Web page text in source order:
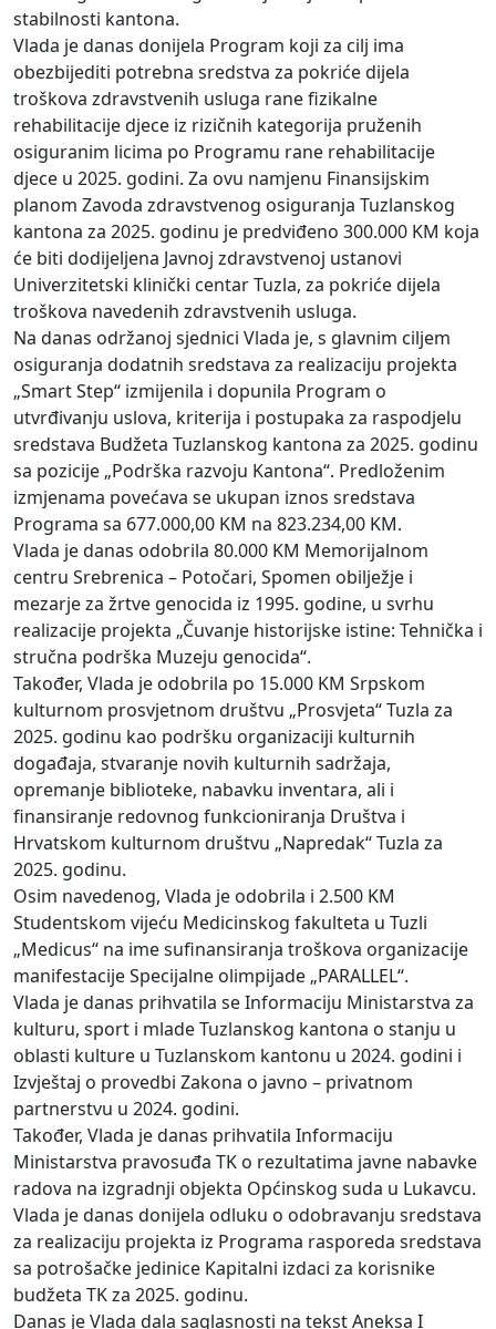
stabilnosti kantona.
Vlada je danas donijela Program koji za cilj ima
obezbijediti potrebna sredstva za pokriće dijela
troškova zdravstvenih usluga rane fizikalne
rehabilitacije djece iz rizičnih kategorija pruženih
osiguranim licima po Programu rane rehabilitacije
djece u 2025. godini. Za ovu namjenu Finansijskim
planom Zavoda zdravstvenog osiguranja Tuzlanskog
kantona za 2025. godinu je predviđeno 300.000 KM koja
će biti dodijeljena Javnoj zdravstvenoj ustanovi
Univerzitetski klinički centar Tuzla, za pokriće dijela
troškova navedenih zdravstvenih usluga.
Na danas održanoj sjednici Vlada je, s glavnim ciljem
osiguranja dodatnih sredstava za realizaciju projekta
„Smart Step“ izmijenila i dopunila Program o
utvrđivanju uslova, kriterija i postupaka za raspodjelu
sredstava Budžeta Tuzlanskog kantona za 2025. godinu
sa pozicije „Podrška razvoju Kantona“. Predloženim
izmjenama povećava se ukupan iznos sredstava
Programa sa 677.000,00 KM na 823.234,00 KM.
Vlada je danas odobrila 80.000 KM Memorijalnom
centru Srebrenica – Potočari, Spomen obilježje i
mezarje za žrtve genocida iz 1995. godine, u svrhu
realizacije projekta „Čuvanje historijske istine: Tehnička i
stručna podrška Muzeju genocida“.
Također, Vlada je odobrila po 15.000 KM Srpskom
kulturnom prosvjetnom društvu „Prosvjeta“ Tuzla za
2025. godinu kao podršku organizaciji kulturnih
događaja, stvaranje novih kulturnih sadržaja,
opremanje biblioteke, nabavku inventara, ali i
finansiranje redovnog funkcioniranja Društva i
Hrvatskom kulturnom društvu „Napredak“ Tuzla za
2025. godinu.
Osim navedenog, Vlada je odobrila i 2.500 KM
Studentskom vijeću Medicinskog fakulteta u Tuzli
„Medicus“ na ime sufinansiranja troškova organizacije
manifestacije Specijalne olimpijade „PARALLEL“.
Vlada je danas prihvatila se Informaciju Ministarstva za
kulturu, sport i mlade Tuzlanskog kantona o stanju u
oblasti kulture u Tuzlanskom kantonu u 2024. godini i
Izvještaj o provedbi Zakona o javno – privatnom
partnerstvu u 2024. godini.
Također, Vlada je danas prihvatila Informaciju
Ministarstva pravosuđa TK o rezultatima javne nabavke
radova na izgradnji objekta Općinskog suda u Lukavcu.
Vlada je danas donijela odluku o odobravanju sredstava
za realizaciju projekta iz Programa rasporeda sredstava
sa potrošačke jedinice Kapitalni izdaci za korisnike
budžeta TK za 2025. godinu.
Danas je Vlada dala saglasnosti na tekst Aneksa I